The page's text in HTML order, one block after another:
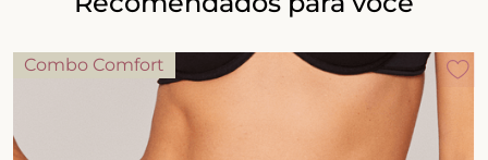
Combo Comfort